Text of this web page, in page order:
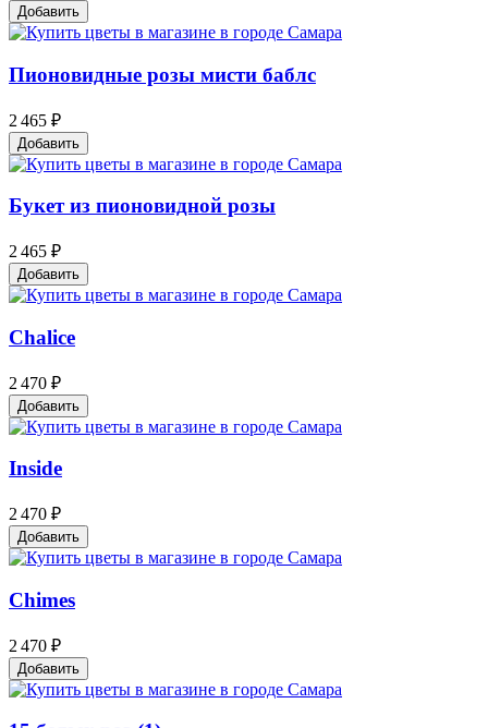
Добавить
Пионовидные розы мисти баблc
2 465 ₽
Добавить
Букет из пионовидной розы
2 465 ₽
Добавить
Chalice
2 470 ₽
Добавить
Inside
2 470 ₽
Добавить
Chimes
2 470 ₽
Добавить